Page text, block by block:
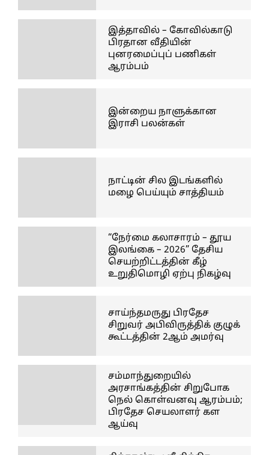
இத்தாவில் – கோவில்காடு
பிரதான வீதியின்
புனரமைப்புப் பணிகள்
ஆரம்பம்
இன்றைய நாளுக்கான
இராசி பலன்கள்
நாட்டின் சில இடங்களில்
மழை பெய்யும் சாத்தியம்
“நேர்மை கலாசாரம் – தூய
இலங்கை – 2026” தேசிய
செயற்றிட்டத்தின் கீழ்
உறுதிமொழி ஏற்பு நிகழ்வு
சாய்ந்தமருது பிரதேச
சிறுவர் அபிவிருத்திக் குழுக்
கூட்டத்தின் 2ஆம் அமர்வு
சம்மாந்துறையில்
அரசாங்கத்தின் சிறுபோக
நெல் கொள்வனவு ஆரம்பம்;
பிரதேச செயலாளர் கள
ஆய்வு